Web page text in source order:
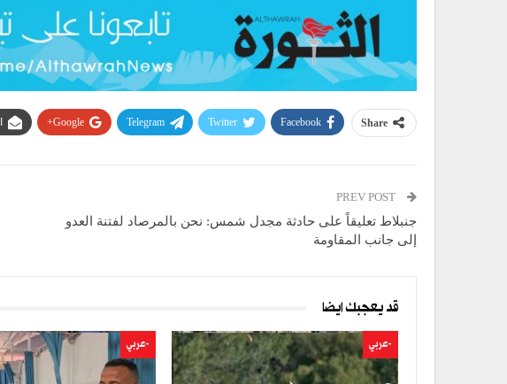
Share
Facebook
Twitter
Telegram
Google+
جنبلاط تعليقاً على حادثة مجدل شمس: نحن بالمرصاد لفتنة العدو
إلى جانب المقاومة
قد يعجبك ايضا
-عربي -عربي